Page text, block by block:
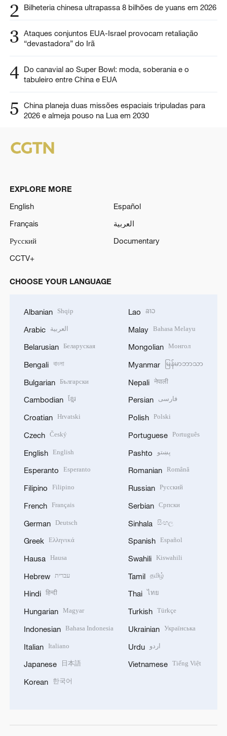
2 Bilheteria chinesa ultrapassa 8 bilhões de yuans em 2026
3 Ataques conjuntos EUA-Israel provocam retaliação
“devastadora” do Irã
4 Do canavial ao Super Bowl: moda, soberania e o
tabuleiro entre China e EUA
5
China planeja duas missões espaciais tripuladas para
2026 e almeja pouso na Lua em 2030
EXPLORE MORE
English
Español
Français
العربية
Русский
Documentary
CCTV+
CHOOSE YOUR LANGUAGE
Albanian Shqip
Arabic العربية
Belarusian Беларуская
Bengali বাংলা
Bulgarian Български
Cambodian ខ្មែរ
Croatian Hrvatski
Czech Český
English English
Esperanto Esperanto
Filipino Filipino
French Français
German Deutsch
Greek Ελληνικά
Hausa Hausa
Hebrew עברית
Hindi हिन्दी
Hungarian Magyar
Indonesian Bahasa Indonesia
Italian Italiano
Japanese 日本語
Korean 한국어
Lao ລາວ
Malay Bahasa Melayu
Mongolian Монгол
Myanmar မြန်မာဘာသာ
Nepali नेपाली
Persian فارسی
Polish Polski
Portuguese Português
Pashto پښتو
Romanian Română
Russian Русский
Serbian Српски
Sinhala සිංහල
Spanish Español
Swahili Kiswahili
Tamil தமிழ்
Thai ไทย
Turkish Türkçe
Ukrainian Українська
Urdu اردو
Vietnamese Tiếng Việt